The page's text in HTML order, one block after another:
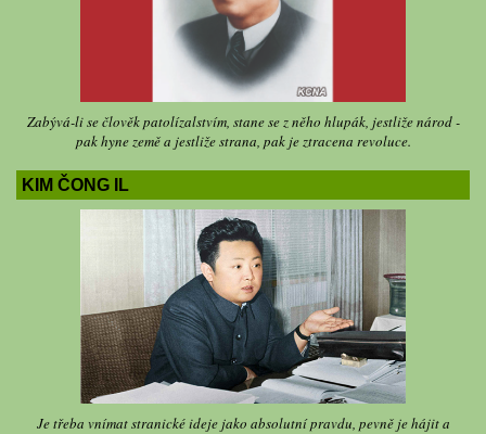
Zabývá-li se člověk patolízalstvím, stane se z něho hlupák, jestliže národ -
pak hyne země a jestliže strana, pak je ztracena revoluce.
KIM ČONG IL
Je třeba vnímat stranické ideje jako absolutní pravdu, pevně je hájit a